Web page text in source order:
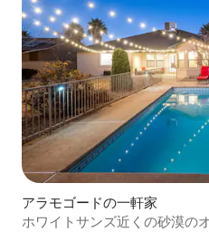
アラモゴードの一軒家
ホワイトサンズ近くの砂漠の